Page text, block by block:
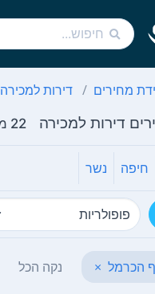
מחירים דירות למכירה
דירות למכירה 22 מודעות
חיפה נשר
הכרמל × נקה הכל